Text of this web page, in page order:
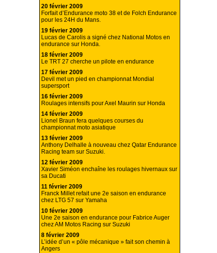
20 février 2009
Forfait d’Endurance moto 38 et de Folch Endurance
pour les 24H du Mans.
19 février 2009
Lucas de Carolis a signé chez National Motos en
endurance sur Honda.
18 février 2009
Le TRT 27 cherche un pilote en endurance
17 février 2009
Devil met un pied en championnat Mondial
supersport
16 février 2009
Roulages intensifs pour Axel Maurin sur Honda
14 février 2009
Lionel Braun fera quelques courses du
championnat moto asiatique
13 février 2009
Anthony Delhalle à nouveau chez Qatar Endurance
Racing team sur Suzuki.
12 février 2009
Xavier Siméon enchaîne les roulages hivernaux sur
sa Ducati
11 février 2009
Franck Millet refait une 2e saison en endurance
chez LTG 57 sur Yamaha
10 février 2009
Une 2e saison en endurance pour Fabrice Auger
chez AM Motos Racing sur Suzuki
8 février 2009
L’idée d’un « pôle mécanique » fait son chemin à
Angers